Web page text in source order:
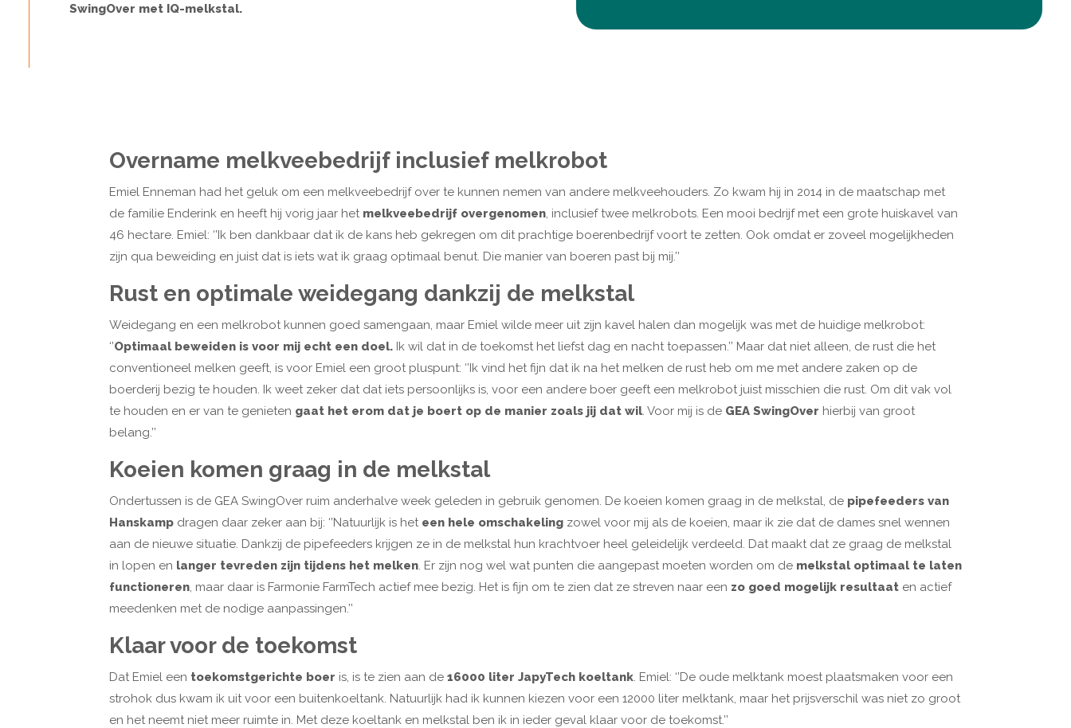
SwingOver met IQ-melkstal.
Overname melkveebedrijf inclusief melkrobot
Emiel Enneman had het geluk om een melkveebedrijf over te kunnen nemen van andere melkveehouders. Zo kwam hij in 2014 in de maatschap met
de familie Enderink en heeft hij vorig jaar het melkveebedrijf overgenomen, inclusief twee melkrobots. Een mooi bedrijf met een grote huiskavel van
46 hectare. Emiel: ‘’Ik ben dankbaar dat ik de kans heb gekregen om dit prachtige boerenbedrijf voort te zetten. Ook omdat er zoveel mogelijkheden
zijn qua beweiding en juist dat is iets wat ik graag optimaal benut. Die manier van boeren past bij mij.’’
Rust en optimale weidegang dankzij de melkstal
Weidegang en een melkrobot kunnen goed samengaan, maar Emiel wilde meer uit zijn kavel halen dan mogelijk was met de huidige melkrobot:
‘’Optimaal beweiden is voor mij echt een doel. Ik wil dat in de toekomst het liefst dag en nacht toepassen.’’ Maar dat niet alleen, de rust die het
conventioneel melken geeft, is voor Emiel een groot pluspunt: ‘’Ik vind het fijn dat ik na het melken de rust heb om me met andere zaken op de
boerderij bezig te houden. Ik weet zeker dat dat iets persoonlijks is, voor een andere boer geeft een melkrobot juist misschien die rust. Om dit vak vol
te houden en er van te genieten gaat het erom dat je boert op de manier zoals jij dat wil. Voor mij is de GEA SwingOver hierbij van groot
belang.’’
Koeien komen graag in de melkstal
Ondertussen is de GEA SwingOver ruim anderhalve week geleden in gebruik genomen. De koeien komen graag in de melkstal, de pipefeeders van
Hanskamp dragen daar zeker aan bij: ‘’Natuurlijk is het een hele omschakeling zowel voor mij als de koeien, maar ik zie dat de dames snel wennen
aan de nieuwe situatie. Dankzij de pipefeeders krijgen ze in de melkstal hun krachtvoer heel geleidelijk verdeeld. Dat maakt dat ze graag de melkstal
in lopen en langer tevreden zijn tijdens het melken. Er zijn nog wel wat punten die aangepast moeten worden om de melkstal optimaal te laten
functioneren, maar daar is Farmonie FarmTech actief mee bezig. Het is fijn om te zien dat ze streven naar een zo goed mogelijk resultaat en actief
meedenken met de nodige aanpassingen.’’
Klaar voor de toekomst
Dat Emiel een toekomstgerichte boer is, is te zien aan de 16000 liter JapyTech koeltank. Emiel: ‘’De oude melktank moest plaatsmaken voor een
strohok dus kwam ik uit voor een buitenkoeltank. Natuurlijk had ik kunnen kiezen voor een 12000 liter melktank, maar het prijsverschil was niet zo groot
en het neemt niet meer ruimte in. Met deze koeltank en melkstal ben ik in ieder geval klaar voor de toekomst.’’